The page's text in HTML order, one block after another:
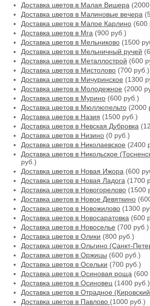
Доставка цветов в Малая Вишера
Доставка цветов в Малиновые вечера
Доставка цветов в Малое Карлино (600
Доставка цветов в Мга (900 руб.)
Доставка цветов в Мельниково (1500
Доставка цветов в Мельничный ручей
Доставка цветов в Металлострой (600
Доставка цветов в Мистолово (700 руб.)
Доставка цветов в Мичуринское (1300
Доставка цветов в Молодежное (2000
Доставка цветов в Мурино (600 руб.)
Доставка цветов в Мюллюпельто (2000
Доставка цветов в Назия (1500 руб.)
Доставка цветов в Невская Дубровка
Доставка цветов в Низино (0 руб.)
Доставка цветов в Николаевское (2400
Доставка цветов в Никольское
руб.)
Доставка цветов в Новая Ижора (600
Доставка цветов в Новая Ладога (1700
Доставка цветов в Новогорелово (1500
Доставка цветов в Новое Девяткино
Доставка цветов в Новожилово (1300
Доставка цветов в Новосаратовка (600
Доставка цветов в Новоселье (700 руб.)
Доставка цветов в Олики (800 руб.)
Доставка цветов в Ольгино (Санкт-
Доставка цветов в Оржицы (600 руб.)
Доставка цветов в Осельки (700 руб.)
Доставка цветов в Осиновая роща (600
Доставка цветов в Осиновец (1400 руб.)
Доставка цветов в Отрадное
Доставка цветов в Павлово (1000 руб.)